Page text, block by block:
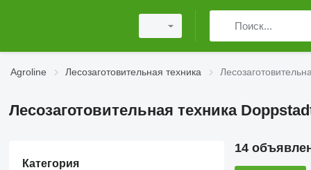
Agroline Лесозаготовительная техника
Лесозаготовительная техника
Категория
14